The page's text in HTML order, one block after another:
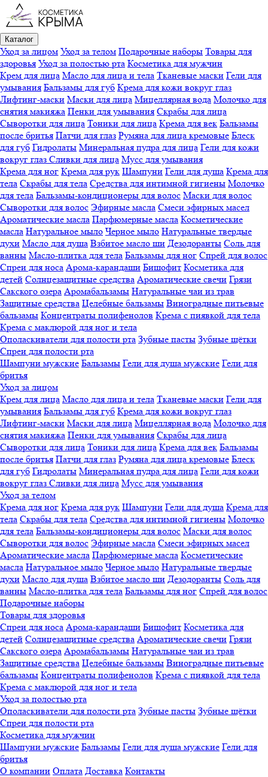
Каталог
Уход за лицом Уход за телом Подарочные наборы Товары для
здоровья Уход за полостью рта Косметика для мужчин
Крем для лица Масло для лица и тела Тканевые маски Гели для
умывания Бальзамы для губ Крема для кожи вокруг глаз
Лифтинг-маски Маски для лица Мицеллярная вода Молочко для
снятия макияжа Пенки для умывания Скрабы для лица
Сыворотки для лица Тоники для лица Крема для век Бальзамы
после бритья Патчи для глаз Румяна для лица кремовые Блеск
для губ Гидролаты Минеральная пудра для лица Гели для кожи
вокруг глаз Сливки для лица Мусс для умывания
Крема для ног Крема для рук Шампуни Гели для душа Крема для
тела Скрабы для тела Средства для интимной гигиены Молочко
для тела Бальзамы-кондиционеры для волос Маски для волос
Сыворотки для волос Эфирные масла Смеси эфирных масел
Ароматические масла Парфюмерные масла Косметические
масла Натуральное мыло Черное мыло Натуральные твердые
духи Масло для душа Взбитое масло ши Дезодоранты Соль для
ванны Масло-плитка для тела Бальзамы для ног Спрей для волос
Спреи для носа Арома-карандаши Бишофит Косметика для
детей Солнцезащитные средства Ароматические свечи Грязи
Cакского озера Аромабальзамы Натуральные чаи из трав
Защитные средства Целебные бальзамы Виноградные питьевые
бальзамы Концентраты полифенолов Крема с пиявкой для тела
Крема с маклюрой для ног и тела
Ополаскиватели для полости рта Зубные пасты Зубные щётки
Спреи для полости рта
Шампуни мужские Бальзамы Гели для душа мужские Гели для
бритья
Уход за лицом
Крем для лица Масло для лица и тела Тканевые маски Гели для
умывания Бальзамы для губ Крема для кожи вокруг глаз
Лифтинг-маски Маски для лица Мицеллярная вода Молочко для
снятия макияжа Пенки для умывания Скрабы для лица
Сыворотки для лица Тоники для лица Крема для век Бальзамы
после бритья Патчи для глаз Румяна для лица кремовые Блеск
для губ Гидролаты Минеральная пудра для лица Гели для кожи
вокруг глаз Сливки для лица Мусс для умывания
Уход за телом
Крема для ног Крема для рук Шампуни Гели для душа Крема для
тела Скрабы для тела Средства для интимной гигиены Молочко
для тела Бальзамы-кондиционеры для волос Маски для волос
Сыворотки для волос Эфирные масла Смеси эфирных масел
Ароматические масла Парфюмерные масла Косметические
масла Натуральное мыло Черное мыло Натуральные твердые
духи Масло для душа Взбитое масло ши Дезодоранты Соль для
ванны Масло-плитка для тела Бальзамы для ног Спрей для волос
Подарочные наборы
Товары для здоровья
Спреи для носа Арома-карандаши Бишофит Косметика для
детей Солнцезащитные средства Ароматические свечи Грязи
Cакского озера Аромабальзамы Натуральные чаи из трав
Защитные средства Целебные бальзамы Виноградные питьевые
бальзамы Концентраты полифенолов Крема с пиявкой для тела
Крема с маклюрой для ног и тела
Уход за полостью рта
Ополаскиватели для полости рта Зубные пасты Зубные щётки
Спреи для полости рта
Косметика для мужчин
Шампуни мужские Бальзамы Гели для душа мужские Гели для
бритья
О компании Оплата Доставка Контакты